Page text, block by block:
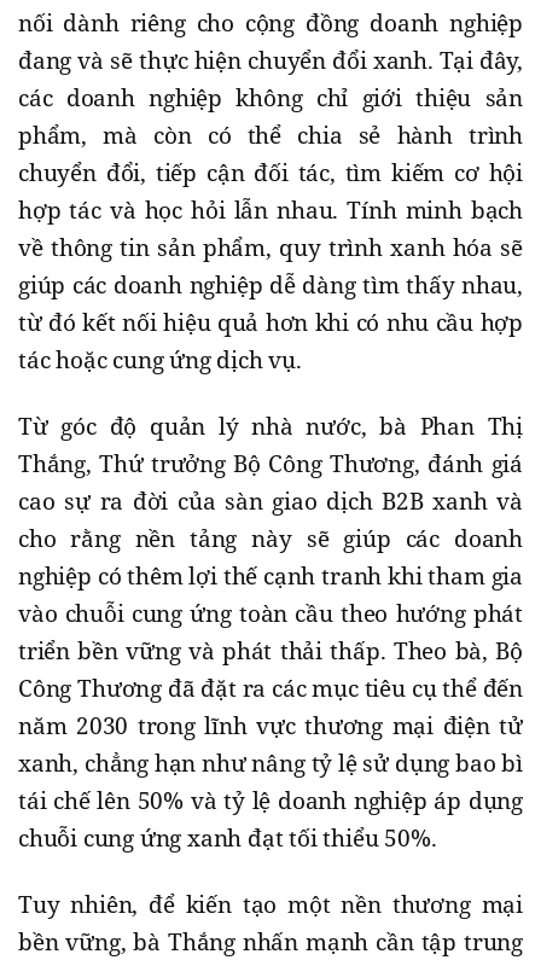
nối dành riêng cho cộng đồng doanh nghiệp
đang và sẽ thực hiện chuyển đổi xanh. Tại đây,
các doanh nghiệp không chỉ giới thiệu sản
phẩm, mà còn có thể chia sẻ hành trình
chuyển đổi, tiếp cận đối tác, tìm kiếm cơ hội
hợp tác và học hỏi lẫn nhau. Tính minh bạch
về thông tin sản phẩm, quy trình xanh hóa sẽ
giúp các doanh nghiệp dễ dàng tìm thấy nhau,
từ đó kết nối hiệu quả hơn khi có nhu cầu hợp
tác hoặc cung ứng dịch vụ.
Từ góc độ quản lý nhà nước, bà Phan Thị
Thắng, Thứ trưởng Bộ Công Thương, đánh giá
cao sự ra đời của sàn giao dịch B2B xanh và
cho rằng nền tảng này sẽ giúp các doanh
nghiệp có thêm lợi thế cạnh tranh khi tham gia
vào chuỗi cung ứng toàn cầu theo hướng phát
triển bền vững và phát thải thấp. Theo bà, Bộ
Công Thương đã đặt ra các mục tiêu cụ thể đến
năm 2030 trong lĩnh vực thương mại điện tử
xanh, chẳng hạn như nâng tỷ lệ sử dụng bao bì
tái chế lên 50% và tỷ lệ doanh nghiệp áp dụng
chuỗi cung ứng xanh đạt tối thiểu 50%.
Tuy nhiên, để kiến tạo một nền thương mại
bền vững, bà Thắng nhấn mạnh cần tập trung